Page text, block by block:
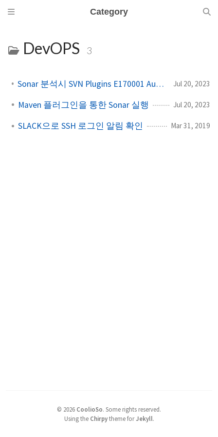
Category
DevOPS 3
Sonar 분석시 SVN Plugins E170001 Authentication 에러⁠ Jul 20, 2023
Maven 플러그인을 통한 Sonar 실행 Jul 20, 2023
SLACK으로 SSH 로그인 알림 확인 Mar 31, 2019
© 2026 CoolioSo. Some rights reserved.
Using the Chirpytheme forJekyll.